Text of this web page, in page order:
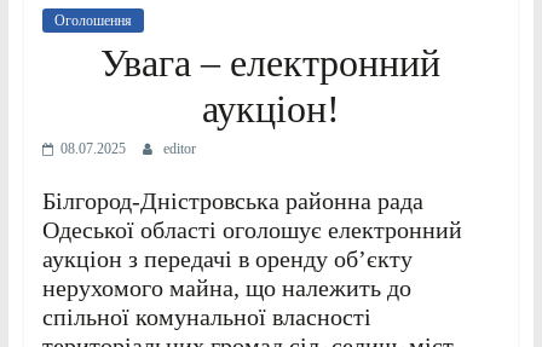
Оголошення
Увага – електронний
аукціон!
08.07.2025 editor
Білгород-Дністровська районна рада
Одеської області оголошує електронний
аукціон з передачі в оренду об’єкту
нерухомого майна, що належить до
спільної комунальної власності